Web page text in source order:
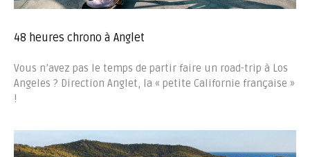
48 heures chrono à Anglet
Vous n’avez pas le temps de partir faire un road-trip à Los
Angeles ? Direction Anglet, la « petite Californie française »
!